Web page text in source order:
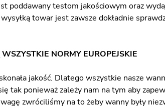
poddawany testom jakościowym oraz
towar jest zawsze dokładnie
NORMY EUROPEJSKIE
jakość. Dlatego wszystkie nasze
tak ponieważ zależy nam na tym aby
zwróciliśmy na to żeby wanny były